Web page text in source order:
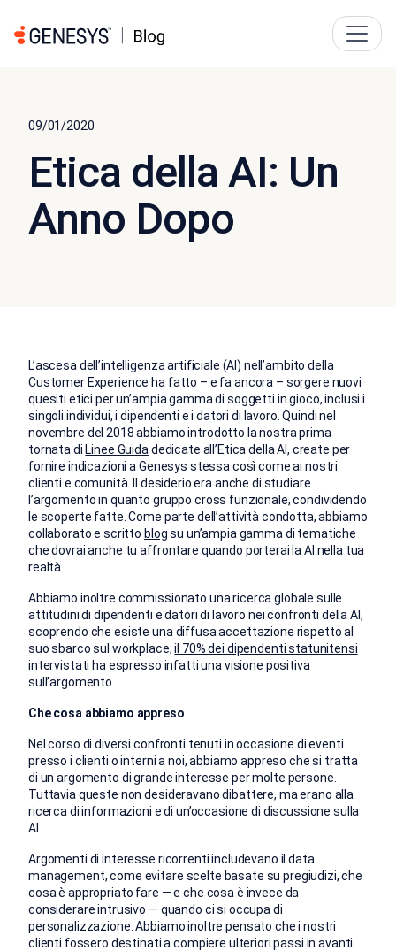
09/01/2020
Etica della AI: Un
Anno Dopo
L’ascesa dell’intelligenza artificiale (AI) nell’ambito della
Customer Experience ha fatto – e fa ancora – sorgere nuovi
quesiti etici per un’ampia gamma di soggetti in gioco, inclusi i
singoli individui, i dipendenti e i datori di lavoro. Quindi nel
novembre del 2018 abbiamo introdotto la nostra prima
tornata di Linee Guida dedicate all’Etica della AI, create per
fornire indicazioni a Genesys stessa così come ai nostri
clienti e comunità. Il desiderio era anche di studiare
l’argomento in quanto gruppo cross funzionale, condividendo
le scoperte fatte. Come parte dell’attività condotta, abbiamo
collaborato e scritto blogsu un’ampia gamma di tematiche
che dovrai anche tu affrontare quando porterai la AI nella tua
realtà.
Abbiamo inoltre commissionato una ricerca globale sulle
attitudini di dipendenti e datori di lavoro nei confronti della AI,
scoprendo che esiste una diffusa accettazione rispetto al
suo sbarco sul workplace;il 70% dei dipendenti statunitensi
intervistati ha espresso infatti una visione positiva
sull’argomento.
Che cosa abbiamo appreso
Nel corso di diversi confronti tenuti in occasione di eventi
presso i clienti o interni a noi, abbiamo appreso che si tratta
di un argomento di grande interesse per molte persone.
Tuttavia queste non desideravano dibattere, ma erano alla
ricerca di informazioni e di un’occasione di discussione sulla
AI.
Argomenti di interesse ricorrenti includevano il data
management, come evitare scelte basate su pregiudizi, che
cosa è appropriato fare — e che cosa è invece da
considerare intrusivo — quando ci si occupa di
personalizzazione . Abbiamo inoltre pensato che i nostri
clienti fossero destinati a compiere ulteriori passi in avanti